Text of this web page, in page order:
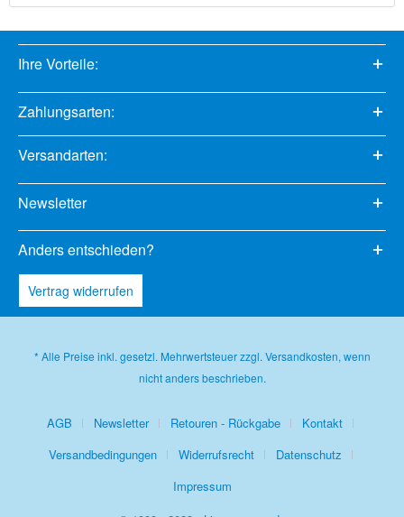
Ihre Vorteile:
Zahlungsarten:
Versandarten:
Newsletter
Anders entschieden?
Vertrag widerrufen
* Alle Preise inkl. gesetzl. Mehrwertsteuer zzgl. Versandkosten, wenn
nicht anders beschrieben.
AGB Newsletter Retouren - Rückgabe
Kontakt
Versandbedingungen
Widerrufsrecht
Datenschutz
Impressum